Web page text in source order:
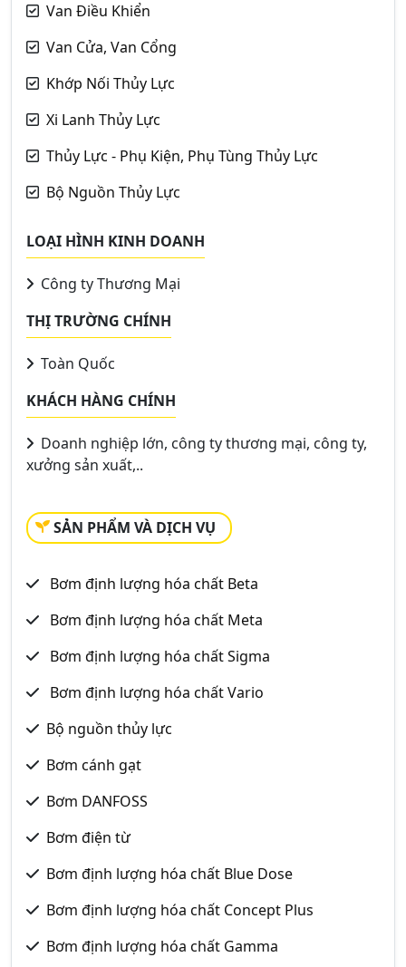
Van Điều Khiển
Van Cửa, Van Cổng
Khớp Nối Thủy Lực
Xi Lanh Thủy Lực
Thủy Lực - Phụ Kiện, Phụ Tùng Thủy Lực
Bộ Nguồn Thủy Lực
LOẠI HÌNH KINH DOANH
Công ty Thương Mại
THỊ TRƯỜNG CHÍNH
Toàn Quốc
KHÁCH HÀNG CHÍNH
Doanh nghiệp lớn, công ty thương mại, công ty,
xưởng sản xuất,..
SẢN PHẨM VÀ DỊCH VỤ
Bơm định lượng hóa chất Beta
Bơm định lượng hóa chất Meta
Bơm định lượng hóa chất Sigma
Bơm định lượng hóa chất Vario
Bộ nguồn thủy lực
Bơm cánh gạt
Bơm DANFOSS
Bơm điện từ
Bơm định lượng hóa chất Blue Dose
Bơm định lượng hóa chất Concept Plus
Bơm định lượng hóa chất Gamma